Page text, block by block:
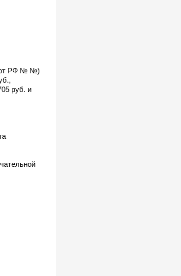
РФ № №)
руб. и